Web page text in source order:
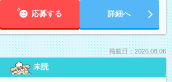
応募する 詳細へ
掲載日：2026.08.06
未読